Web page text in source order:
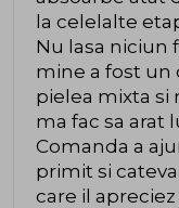
la celelalte
Nu lasa niciun
mine a fost
pielea mixta
ma fac sa arat
Comanda a
primit si
care il